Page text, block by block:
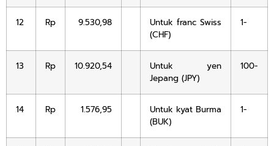
12 Rp 9.530,98
Untuk franc Swiss
(CHF)
1-
13 Rp 10.920,54
Untuk yen
Jepang (JPY)
100-
14 Rp 1.576,95
Untuk kyat Burma
(BUK)
1-